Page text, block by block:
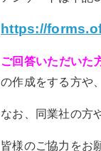
https://
ご回答いただいた
の作成をする方や
なお、同業社の方
皆様のご協力をお